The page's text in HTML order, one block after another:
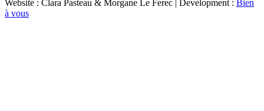
Website : Clara Pasteau & Morgane Le Ferec | Development : Bien
à vous